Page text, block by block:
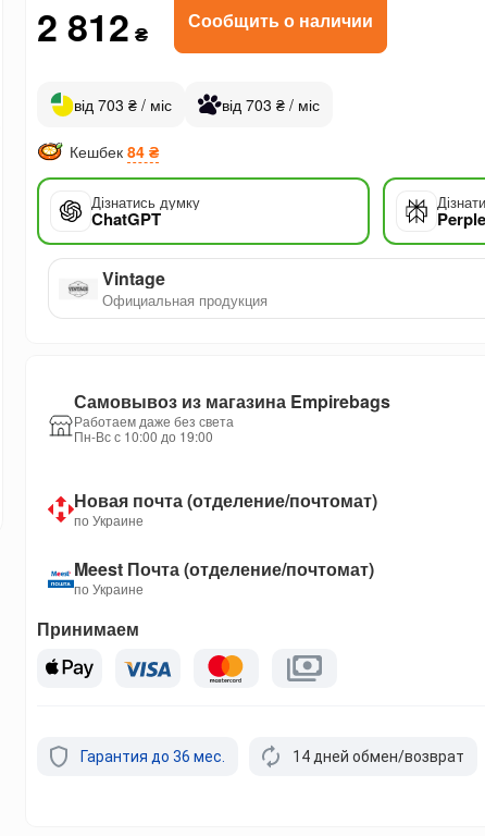
2 812 ₴ Сообщить о наличии
від 703 ₴ / міс від 703 ₴ / міс
Кешбек 84 ₴
Дізнатись думку
ChatGPT
Vintage
Официальная продукция
Самовывоз из магазина Empirebags
Работаем даже без света
Пн-Вс с 10:00 до 19:00
Новая почта (отделение/почтомат)
по Украине
Meest Почта (отделение/почтомат)
по Украине
Принимаем
Гарантия до 36 мес. 14 дней обмен/возврат